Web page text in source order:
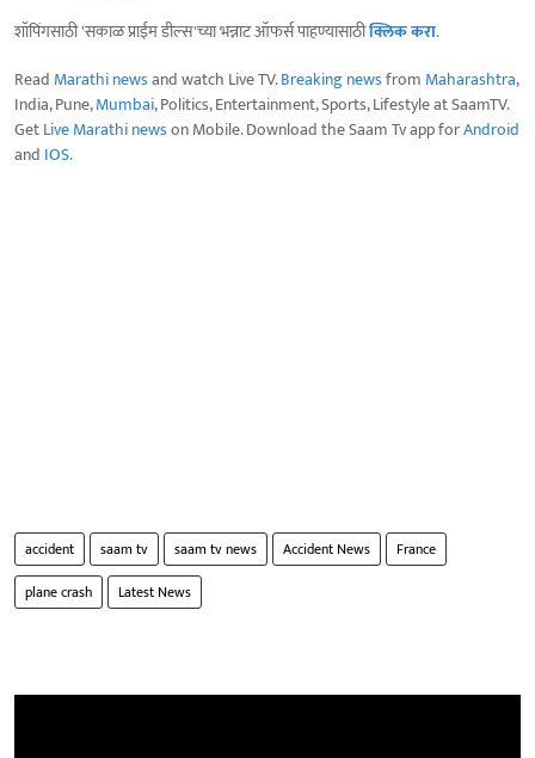
शॉपिंगसाठी 'सकाळ प्राईम डील्स'च्या भन्नाट ऑफर्स पाहण्यासाठीक्लिक करा.
Read Marathi newsand watch Live TV.Breaking newsfrom Maharashtra,
India, Pune,Mumbai, Politics, Entertainment, Sports, Lifestyle at SaamTV.
GetLive Marathi newson Mobile. Download the Saam Tv app forAndroid
and IOS.
accident saam tv saam tv news Accident News
France
plane crash
Latest News